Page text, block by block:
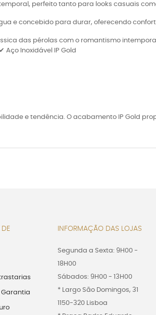
perfeito tanto para looks casuais
e concebido para durar, oferecendo
das pérolas com o romantismo
Inoxidável IP Gold
e tendência. O acabamento IP Gold
DE
INFORMAÇÃO DAS LOJAS
Segunda a Sexta: 9H00 -
18H00
Sábados: 9H00 - 13H00
* Largo São Domingos, 31
1150-320 Lisboa